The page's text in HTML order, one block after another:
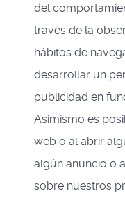
del
través de la
hábitos de
desarrollar un
publicidad en
Asimismo es
web o al abrir
algún anuncio o
sobre nuestros